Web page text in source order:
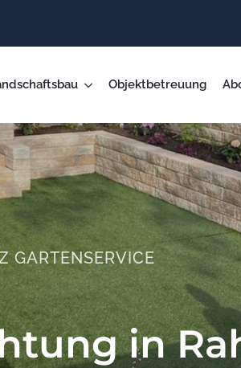
Objektbetreuung
GARTENSERVICE
in